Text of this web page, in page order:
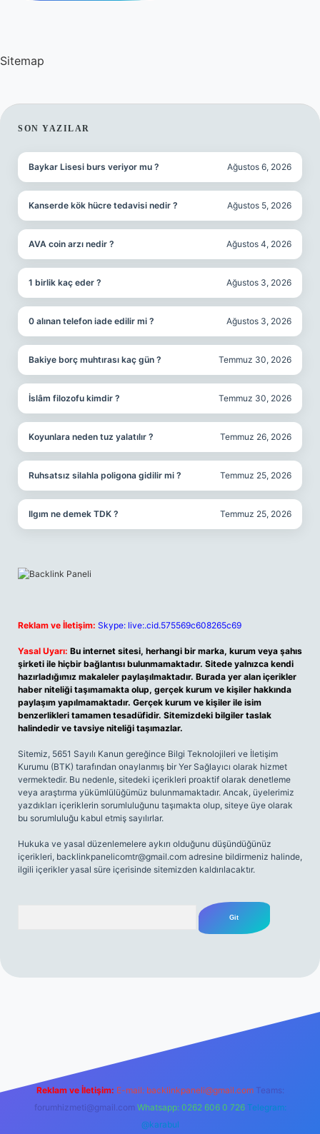
Sitemap
SIDEBAR
SON YAZILAR
Baykar Lisesi burs veriyor mu ? Ağustos 6, 2026
Kanserde kök hücre tedavisi nedir ? Ağustos 5, 2026
AVA coin arzı nedir ? Ağustos 4, 2026
1 birlik kaç eder ? Ağustos 3, 2026
0 alınan telefon iade edilir mi ? Ağustos 3, 2026
Bakiye borç muhtırası kaç gün ? Temmuz 30, 2026
İslâm filozofu kimdir ? Temmuz 30, 2026
Koyunlara neden tuz yalatılır ? Temmuz 26, 2026
Ruhsatsız silahla poligona gidilir mi ? Temmuz 25, 2026
Ilgım ne demek TDK ? Temmuz 25, 2026
Reklam ve İletişim: Skype: live:.cid.575569c608265c69
Yasal Uyarı: Bu internet sitesi, herhangi bir marka, kurum veya şahıs
şirketi ile hiçbir bağlantısı bulunmamaktadır. Sitede yalnızca kendi
hazırladığımız makaleler paylaşılmaktadır. Burada yer alan içerikler
haber niteliği taşımamakta olup, gerçek kurum ve kişiler hakkında
paylaşım yapılmamaktadır. Gerçek kurum ve kişiler ile isim
benzerlikleri tamamen tesadüfidir. Sitemizdeki bilgiler taslak
halindedir ve tavsiye niteliği taşımazlar.
Sitemiz, 5651 Sayılı Kanun gereğince Bilgi Teknolojileri ve İletişim
Kurumu (BTK) tarafından onaylanmış bir Yer Sağlayıcı olarak hizmet
vermektedir. Bu nedenle, sitedeki içerikleri proaktif olarak denetleme
veya araştırma yükümlülüğümüz bulunmamaktadır. Ancak, üyelerimiz
yazdıkları içeriklerin sorumluluğunu taşımakta olup, siteye üye olarak
bu sorumluluğu kabul etmiş sayılırlar.
Hukuka ve yasal düzenlemelere aykırı olduğunu düşündüğünüz
içerikleri, backlinkpanelicomtr@gmail.com adresine bildirmeniz halinde,
ilgili içerikler yasal süre içerisinde sitemizden kaldırılacaktır.
Reklam ve İletişim: E-mail: backlinkpaneli@gmail.com Teams:
forumhizmeti@gmail.com Whatsapp: 0262 606 0 726 Telegram:
@karabul